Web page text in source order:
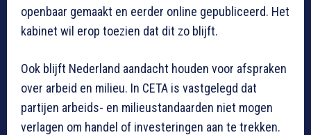
openbaar gemaakt en eerder online gepubliceerd. Het
kabinet wil erop toezien dat dit zo blijft.
Ook blijft Nederland aandacht houden voor afspraken
over arbeid en milieu. In CETA is vastgelegd dat
partijen arbeids- en milieustandaarden niet mogen
verlagen om handel of investeringen aan te trekken.